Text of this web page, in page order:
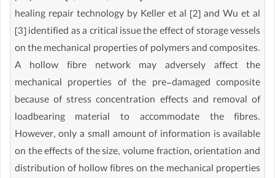
healing repair technology by Keller et al [2] and Wu et al
[3] identified as a critical issue the effect of storage vessels
on the mechanical properties of polymers and composites.
A hollow fibre network may adversely affect the
mechanical properties of the pre-damaged composite
because of stress concentration effects and removal of
loadbearing material to accommodate the fibres.
However, only a small amount of information is available
on the effects of the size, volume fraction, orientation and
distribution of hollow fibres on the mechanical properties